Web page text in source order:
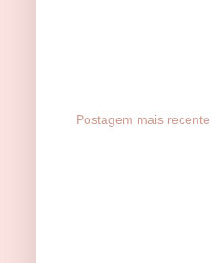
Postagem mais recente